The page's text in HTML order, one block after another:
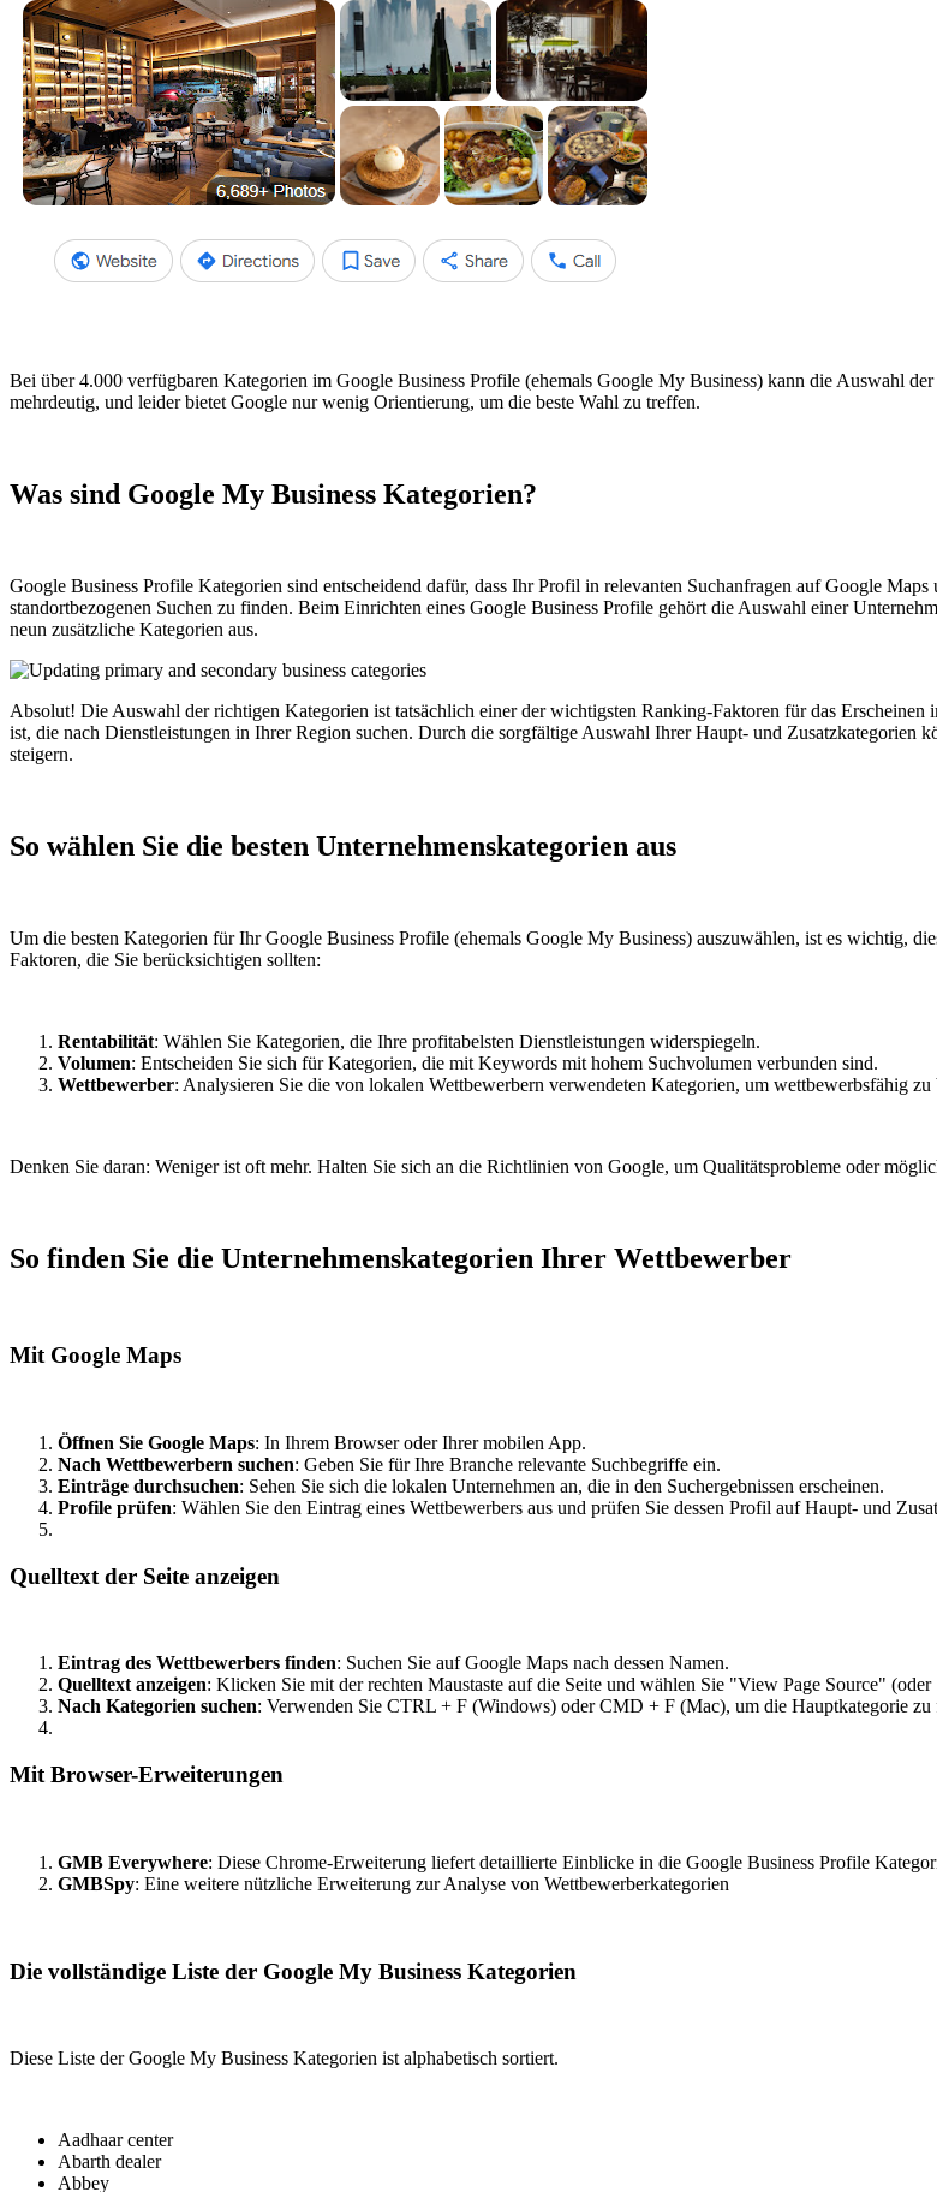
Bei über 4.000 verfügbaren Kategorien im Google Business Profile (ehemals Google My Business) kann die Auswahl
mehrdeutig, und leider bietet Google nur wenig Orientierung, um die beste Wahl zu treffen.
Was sind Google My Business Kategorien?
Google Business Profile Kategorien sind entscheidend dafür, dass Ihr Profil in relevanten Suchanfragen auf Google
standortbezogenen Suchen zu finden. Beim Einrichten eines Google Business Profile gehört die Auswahl einer
neun zusätzliche Kategorien aus.
Absolut! Die Auswahl der richtigen Kategorien ist tatsächlich einer der wichtigsten Ranking-Faktoren für das
ist, die nach Dienstleistungen in Ihrer Region suchen. Durch die sorgfältige Auswahl Ihrer Haupt- und Zusatzkategorien
steigern.
So wählen Sie die besten Unternehmenskategorien aus
Um die besten Kategorien für Ihr Google Business Profile (ehemals Google My Business) auszuwählen, ist es wichtig,
Faktoren, die Sie berücksichtigen sollten:
Rentabilität: Wählen Sie Kategorien, die Ihre profitabelsten Dienstleistungen widerspiegeln.
Volumen: Entscheiden Sie sich für Kategorien, die mit Keywords mit hohem Suchvolumen verbunden sind.
Wettbewerber: Analysieren Sie die von lokalen Wettbewerbern verwendeten Kategorien, um wettbewerbsfähig zu
Denken Sie daran: Weniger ist oft mehr. Halten Sie sich an die Richtlinien von Google, um Qualitätsprobleme oder
So finden Sie die Unternehmenskategorien Ihrer Wettbewerber
Mit Google Maps
Öffnen Sie Google Maps: In Ihrem Browser oder Ihrer mobilen App.
Nach Wettbewerbern suchen: Geben Sie für Ihre Branche relevante Suchbegriffe ein.
Einträge durchsuchen: Sehen Sie sich die lokalen Unternehmen an, die in den Suchergebnissen erscheinen.
Profile prüfen: Wählen Sie den Eintrag eines Wettbewerbers aus und prüfen Sie dessen Profil auf Haupt- und
Quelltext der Seite anzeigen
Eintrag des Wettbewerbers finden: Suchen Sie auf Google Maps nach dessen Namen.
Quelltext anzeigen: Klicken Sie mit der rechten Maustaste auf die Seite und wählen Sie "View Page Source"
Nach Kategorien suchen: Verwenden Sie CTRL + F (Windows) oder CMD + F (Mac), um die Hauptkategorie
Mit Browser-Erweiterungen
GMB Everywhere: Diese Chrome-Erweiterung liefert detaillierte Einblicke in die Google Business Profile
GMBSpy: Eine weitere nützliche Erweiterung zur Analyse von Wettbewerberkategorien
Die vollständige Liste der Google My Business Kategorien
Diese Liste der Google My Business Kategorien ist alphabetisch sortiert.
Aadhaar center
Abarth dealer
Abbey